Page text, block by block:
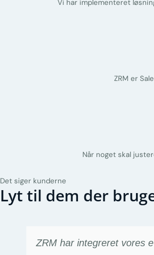
Vi har implementeret
ZRM er
Når noget skal
Det siger kunderne
Lyt til dem der
ZRM har integreret vores